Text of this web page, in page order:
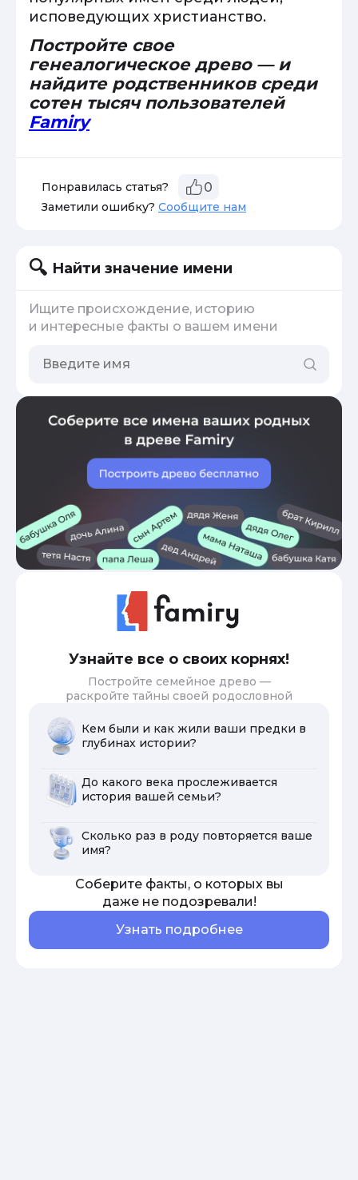
исповедующих христианство.
Постройте свое
генеалогическое древо — и
найдите родственников среди
сотен тысяч пользователей
Famiry
Понравилась статья? 0
Заметили ошибку? Сообщите нам
Найти значение имени
Ищите происхождение, историю
и интересные факты о вашем имени
Узнайте все о своих корнях!
Постройте семейное древо —
раскройте тайны своей родословной
Кем были и как жили ваши предки в
глубинах истории?
До какого века прослеживается
история вашей семьи?
Сколько раз в роду повторяется ваше
имя?
Соберите факты, о которых вы
даже не подозревали!
Узнать подробнее